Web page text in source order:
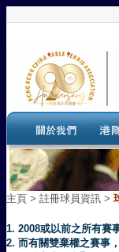
主頁 > 註冊球員資訊 >
1. 2008或以前之所有賽
2. 而有關雙棄權之賽事